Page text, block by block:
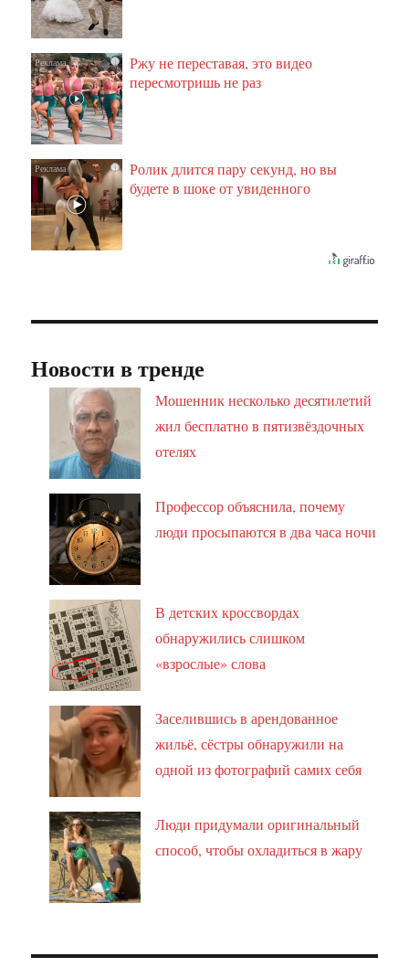
i
Ржу не переставая, это видео
пересмотришь не раз
i
Ролик длится пару секунд, но вы
будете в шоке от увиденного
Новости в тренде
Мошенник несколько десятилетий
жил бесплатно в пятизвёздочных
отелях
Профессор объяснила, почему
люди просыпаются в два часа ночи
В детских кроссвордах
обнаружились слишком
«взрослые» слова
Заселившись в арендованное
жильё, сёстры обнаружили на
одной из фотографий самих себя
Люди придумали оригинальный
способ, чтобы охладиться в жару